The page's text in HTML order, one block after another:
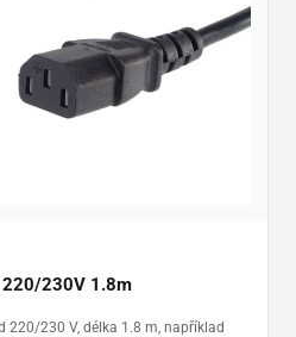
220/230V 1.8m
220/230 V, délka 1.8 m, například